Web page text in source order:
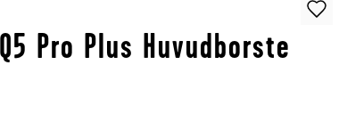
Pro Plus Huvudborste